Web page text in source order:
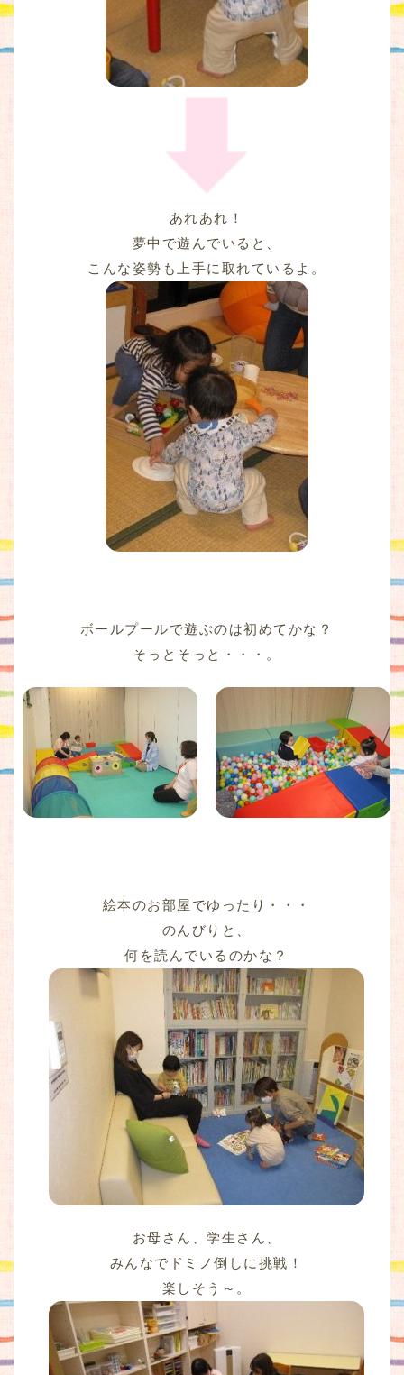
あれあれ！
夢中で遊んでいると、
こんな姿勢も上手に取れているよ。
ボールプールで遊ぶのは初めてかな？
そっとそっと・・・。
絵本のお部屋でゆったり・・・
のんびりと、
何を読んでいるのかな？
お母さん、学生さん、
みんなでドミノ倒しに挑戦！
楽しそう～。